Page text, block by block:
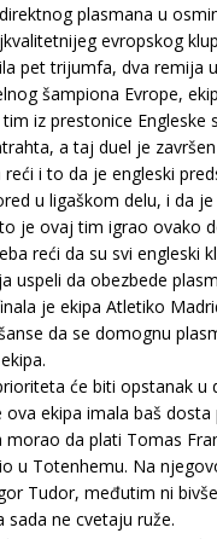
plasmana u
evropskog
pet trijumfa, dva remija
šampiona Evrope,
iz prestonice Engleske
a taj duel je
i to da je engleski
u ligaškom delu, i da
je ovaj tim igrao ovako
reći da su svi engleski
uspeli da obezbede
je ekipa Atletiko
da se domognu
će biti opstanak u
ekipa imala baš dosta
morao da plati Tomas
u Totenhemu. Na
Tudor, međutim ni
sada ne cvetaju ruže.